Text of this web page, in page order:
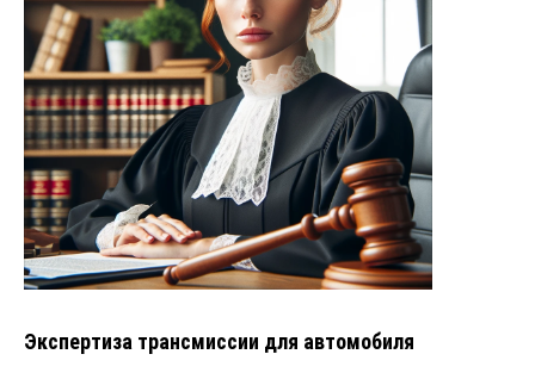
Экспертиза трансмиссии для автомобиля